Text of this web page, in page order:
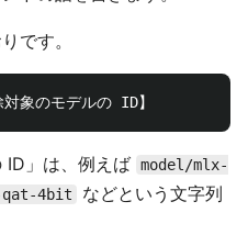
です。
ID」は、例えば model/mlx-
qat-4bit
などという文字列